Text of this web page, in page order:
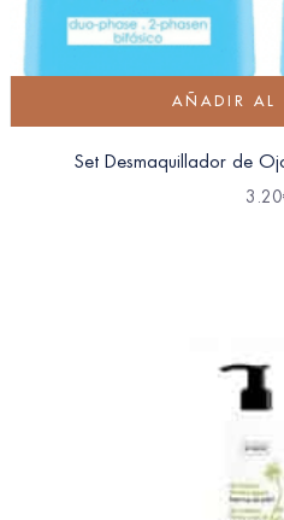
AÑADIR AL
Set Desmaquillador de
3.20